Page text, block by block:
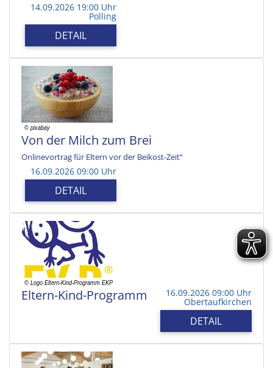
14.09.2026 19:00 Uhr
Polling
DETAIL
Von der Milch zum Brei
Onlinevortrag für Eltern vor der Beikost-Zeit“
16.09.2026 09:00 Uhr
DETAIL
Eltern-Kind-Programm 16.09.2026 09:00 Uhr
Obertaufkirchen
DETAIL